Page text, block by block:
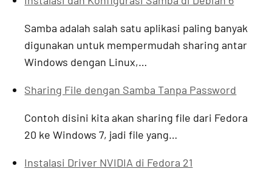
Samba adalah salah satu aplikasi paling banyak
digunakan untuk mempermudah sharing antar
Windows dengan Linux,…
Sharing File dengan Samba Tanpa Password
Contoh disini kita akan sharing file dari Fedora
20 ke Windows 7, jadi file yang…
Instalasi Driver NVIDIA di Fedora 21